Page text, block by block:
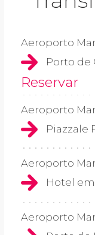
Aeroporto
Porto de
Reservar
Aeroporto
Piazzale
Aeroporto
Hotel
Aeroporto